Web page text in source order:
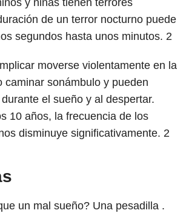
y niñas tienen terrores
de un terror nocturno puede
segundos hasta unos minutos. 2
moverse violentamente en la
caminar sonámbulo y pueden
el sueño y al despertar.
10 años, la frecuencia de los
disminuye significativamente. 2
un mal sueño? Una pesadilla .